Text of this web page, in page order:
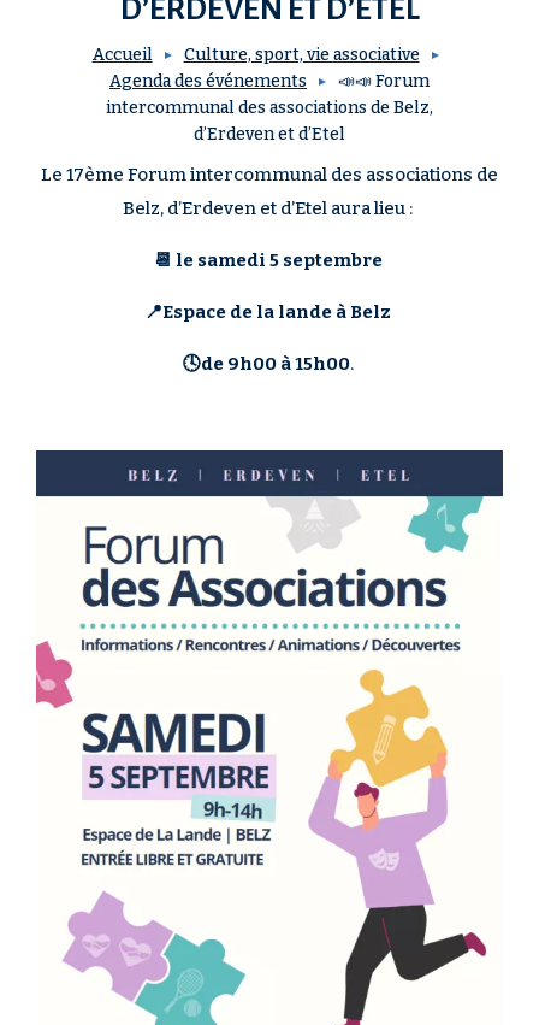
D’ERDEVEN ET D’ETEL
Accueil
Culture, sport, vie associative
Agenda des événements
📣📣 Forum
intercommunal des associations de Belz,
d’Erdeven et d’Etel
Le 17ème Forum intercommunal des associations de
Belz, d’Erdeven et d’Etel aura lieu :
📆 le samedi 5 septembre
📍Espace de la lande à Belz
🕓de 9h00 à 15h00.